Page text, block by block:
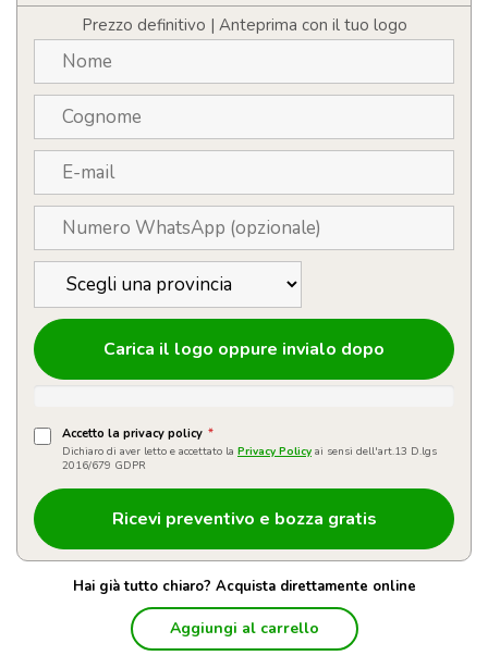
quantitàPrezzo definitivo | Anteprima con il tuo logo
Carica il logo oppure invialo dopo
Accetto la privacy policy *
Dichiaro di aver letto e accettato la Privacy Policy ai sensi dell'art.13 D.lgs
2016/679 GDPR
Hai già tutto chiaro? Acquista direttamente online
Aggiungi al carrello